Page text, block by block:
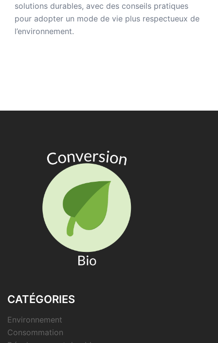
solutions durables, avec des conseils pratiques
pour adopter un mode de vie plus respectueux de
l’environnement.
CATÉGORIES
Environnement
Consommation